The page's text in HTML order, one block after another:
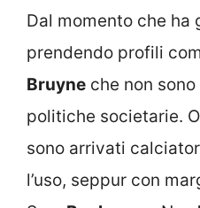
Dal momento che ha
prendendo profili
Bruyne che non
politiche societarie.
sono arrivati
l’uso, seppur con